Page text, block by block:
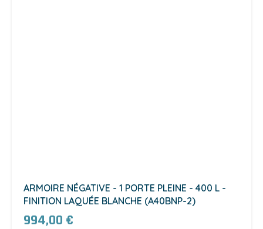
ARMOIRE NÉGATIVE - 1 PORTE PLEINE - 400 L -
FINITION LAQUÉE BLANCHE (A40BNP-2)
994,00 €